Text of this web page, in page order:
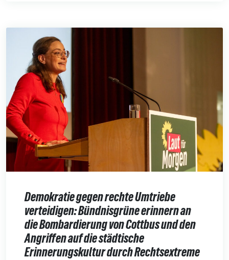
Demokratie gegen rechte Umtriebe
verteidigen: Bündnisgrüne erinnern an
die Bombardierung von Cottbus und den
Angriffen auf die städtische
Erinnerungskultur durch Rechtsextreme